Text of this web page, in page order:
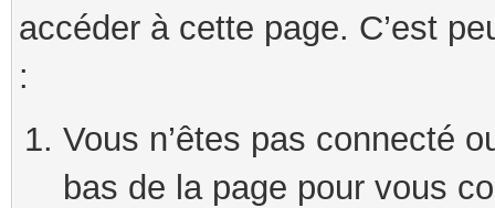
accéder à cette page. C’est
:
Vous n’êtes pas connecté
bas de la page pour vous